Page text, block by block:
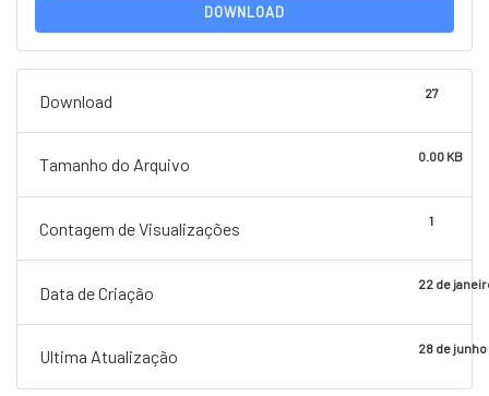
DOWNLOAD
Download 27
Tamanho do Arquivo 0.00 KB
Contagem de Visualizações 1
Data de Criação 22 de
Ultima Atualização 28 de